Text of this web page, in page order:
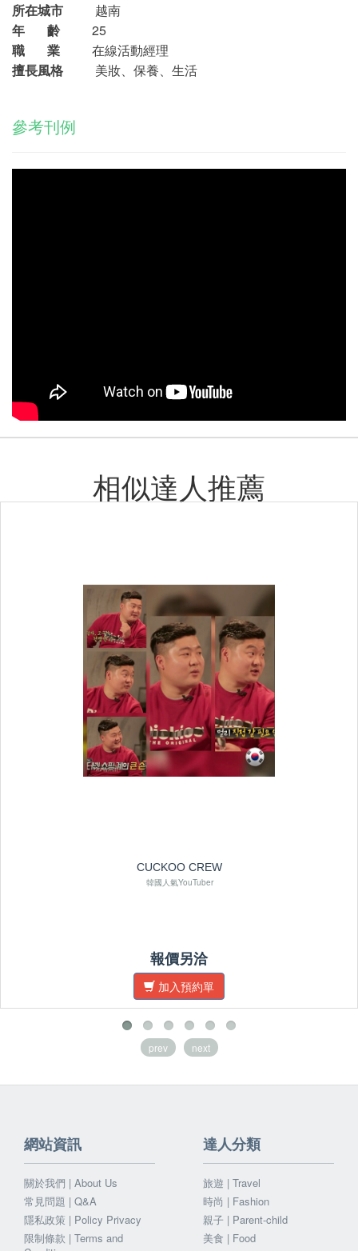
所在城市 越南
年 齡25
職 業 在線活動經理
擅長風格 美妝、保養、生活
參考刊例
相似達人推薦
CUCKOO CREW
韓國人氣YouTuber
報價另洽
加入預約單
prev next
網站資訊
關於我們 | About Us
常見問題 | Q&A
隱私政策 | Policy Privacy
限制條款 | Terms and
達人分類
旅遊 | Travel
時尚 | Fashion
親子 | Parent-child
美食 | Food